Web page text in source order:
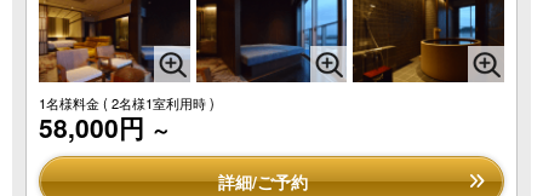
1名様料金( 2名様1室利用時 )
58,000円 ～
詳細/ご予約